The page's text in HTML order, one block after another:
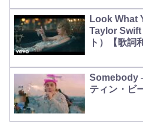
Look What
Taylor Swift
ト）【歌詞
Somebody
ティン・ビ